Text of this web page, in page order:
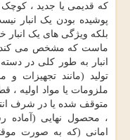
که قدیمی یا جدید ، کوچک
پوشیده بودن یک انبار
بلکه ویژگی های یک
ماست که مشخص می کند .
انبار به طور کلی در
تولید (مانند تجهیزات
ملزومات یا مواد اولیه ،
متوقف شده یا در شرف
، محصول نهایی (آماده
امانی (که به صورت